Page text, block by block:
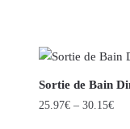
Sortie de Bain
25.97€ – 30.15€